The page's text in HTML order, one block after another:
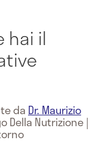
hai il
da Dr. Maurizio
Della Nutrizione|